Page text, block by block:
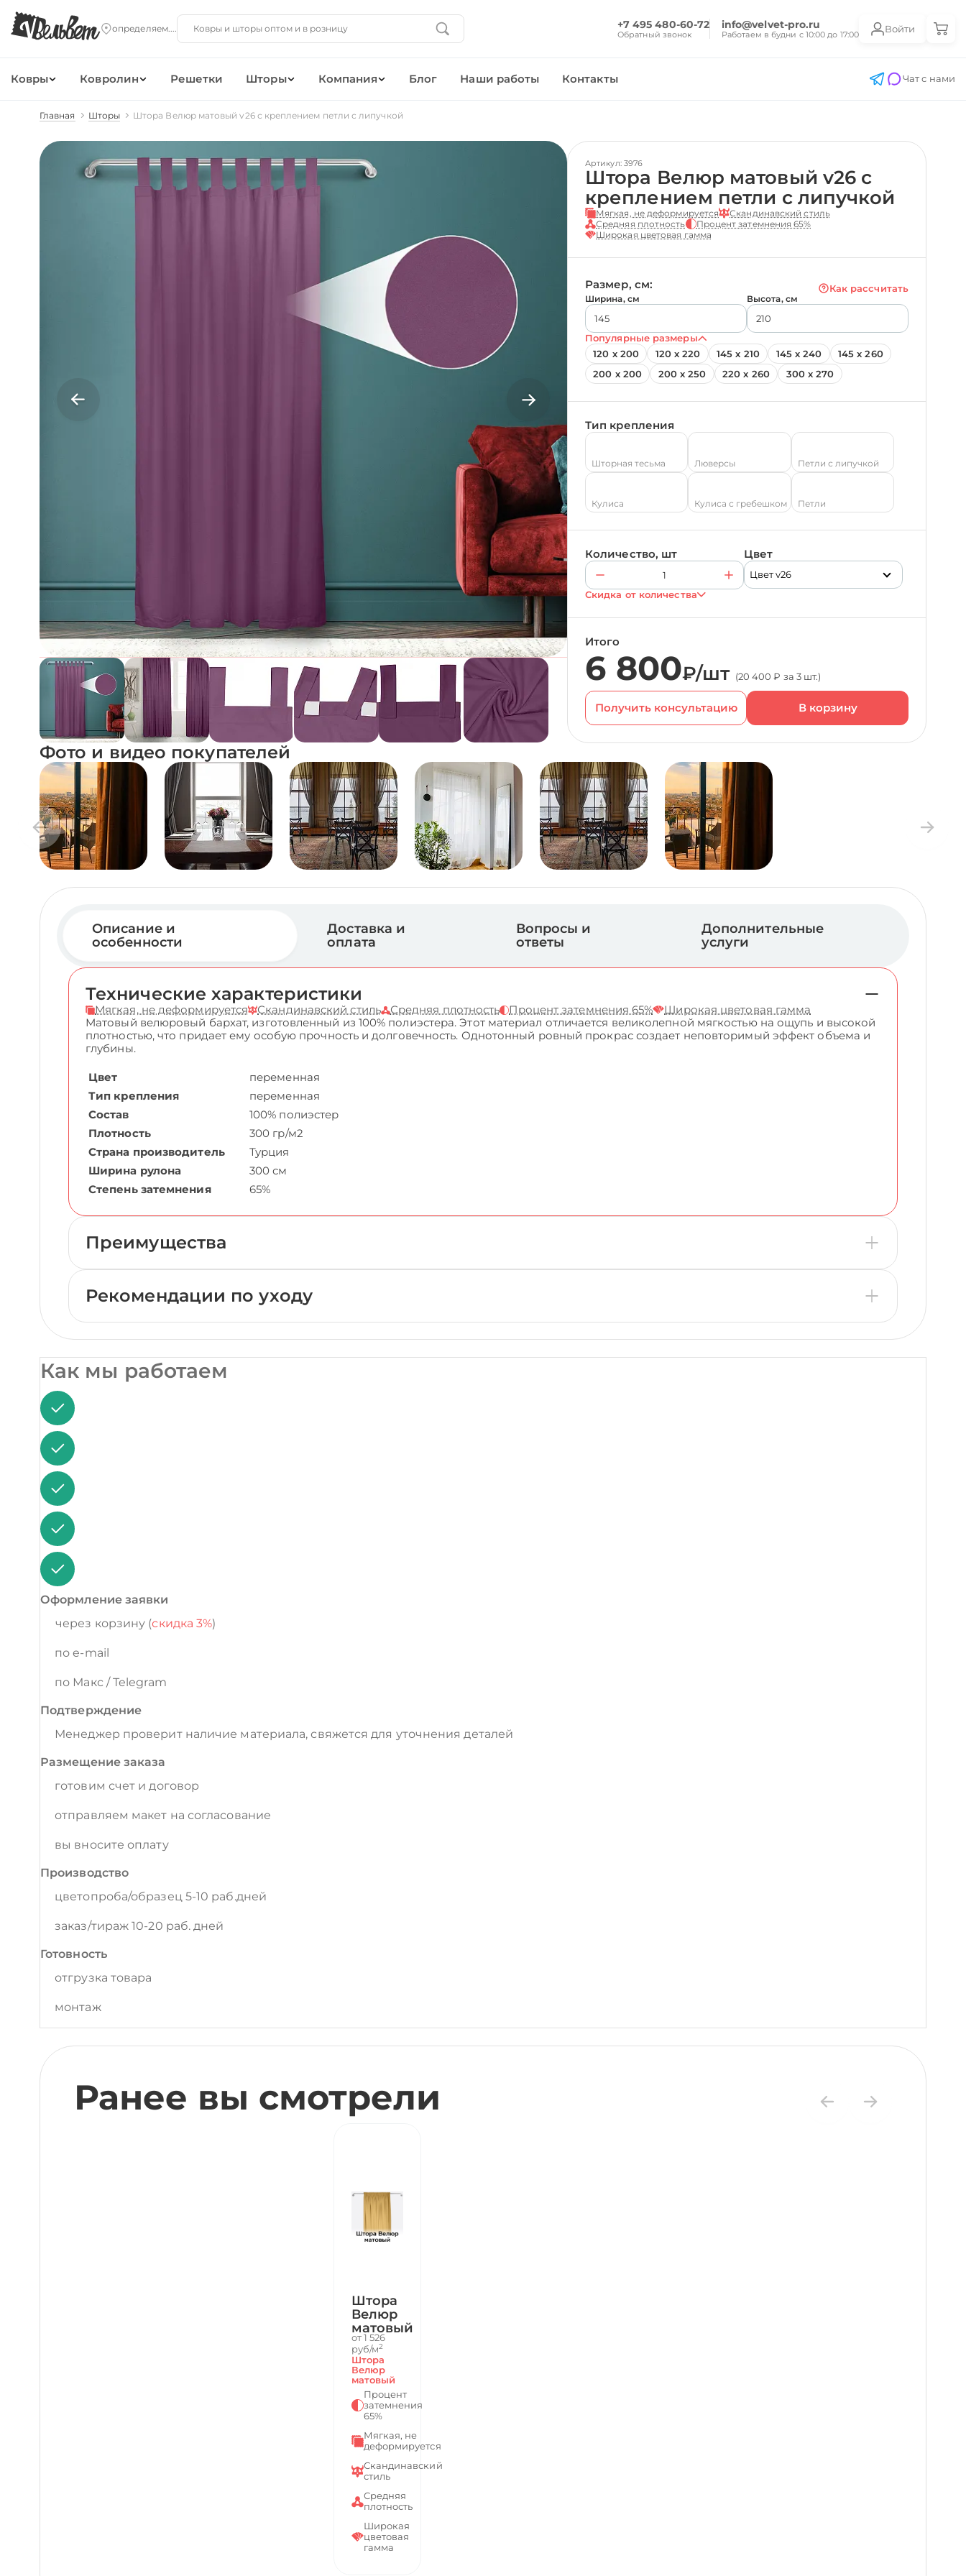
+7 495 480-60-72
Обратный звонок
info@velvet-pro.ru
Работаем в будни с 10:00 до 17:00
Войти
Ковры Ковролин Решетки Шторы Компания Блог Наши работы Контакты Чат с нами
Главная Шторы Штора Велюр матовый v26 с креплением петли с липучкой
Артикул: 3976
Штора Велюр матовый v26 с
креплением петли с липучкой
Мягкая, не деформируется
Скандинавский стиль
Средняя плотность
Процент затемнения 65%
Широкая цветовая гамма
Размер, см: Как рассчитать
Ширина, см Высота, см
Популярные размеры
120 х 200
120 х 220 145 х 210 145 х 240
145 х 260
200 х 200
200 х 250 220 х 260 300 х 270
Тип крепления
Шторная тесьма Люверсы Петли с липучкой
Кулиса Кулиса с гребешком Петли
Количество, шт Цвет
Цвет v26
Скидка от количества
Итого
6 800₽/шт (20 400 ₽ за 3 шт.)
Получить консультацию
Фото и видео покупателей
Описание и
особенности
Доставка и
оплата
Вопросы и
ответы
Дополнительные
услуги
Технические характеристики
Мягкая, не деформируется Скандинавский стиль Средняя плотность Процент затемнения 65%
Широкая цветовая гамма
Матовый велюровый бархат, изготовленный из 100% полиэстера. Этот материал отличается великолепной мягкостью на ощупь и высокой
плотностью, что придает ему особую прочность и долговечность. Однотонный ровный прокрас создает неповторимый эффект объема и
глубины.
Цвет
переменная
Тип крепления
переменная
Состав
100% полиэстер
Плотность
300 гр/м2
Страна производитель
Турция
Ширина рулона
300 см
Степень затемнения
65%
Преимущества
Рекомендации по уходу
Как мы работаем
Оформление заявки
через корзину (скидка 3%)
по e-mail
по Макс / Telegram
Подтверждение
Менеджер проверит наличие материала, свяжется для уточнения деталей
Размещение заказа
готовим счет и договор
отправляем макет на согласование
вы вносите оплату
Производство
цветопроба/образец 5-10 раб.дней
заказ/тираж 10-20 раб. дней
Готовность
отгрузка товара
монтаж
Ранее вы смотрели
Штора
Велюр
матовый
от 1 526
руб/м2
Штора
Велюр
матовый
Процент
затемнения
65%
Мягкая, не
деформируется
Скандинавский
стиль
Средняя
плотность
Широкая
цветовая
гамма